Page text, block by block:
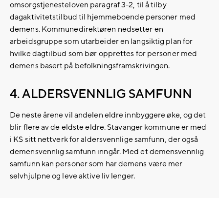
omsorgstjenesteloven paragraf 3-2, til å tilby
dagaktivitetstilbud til hjemmeboende personer med
demens. Kommunedirektøren nedsetter en
arbeidsgruppe som utarbeider en langsiktig plan for
hvilke dagtilbud som bør opprettes for personer med
demens basert på befolkningsframskrivingen.
4. ALDERSVENNLIG SAMFUNN
De neste årene vil andelen eldre innbyggere øke, og det
blir flere av de eldste eldre. Stavanger kommune er med
i KS sitt nettverk for aldersvennlige samfunn, der også
demensvennlig samfunn inngår. Med et demensvennlig
samfunn kan personer som har demens være mer
selvhjulpne og leve aktive liv lenger.